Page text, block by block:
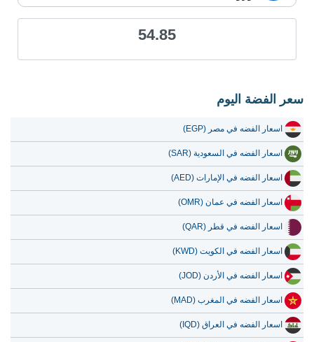
21 يوليو 2026 51.50
1.66
18 يوليو 2026
17 يوليو 2026
16 يوليو 2026 48.70
1.57
15 يوليو 2026 50.26
1.62
14 يوليو 2026
13 يوليو 2026
12 يوليو 2026
11 يوليو 2026
10 يوليو 2026
9 يوليو 2026
54.85
سعر الفضة اليوم
اسعار الفضه في مصر (EGP)
اسعار الفضه في السعودية (SAR)
اسعار الفضه في الإمارات (AED)
اسعار الفضه في عمان (OMR)
اسعار الفضه في قطر (QAR)
اسعار الفضه في الكويت (KWD)
اسعار الفضه في الأردن (JOD)
اسعار الفضه في المغرب (MAD)
اسعار الفضه في العراق (IQD)